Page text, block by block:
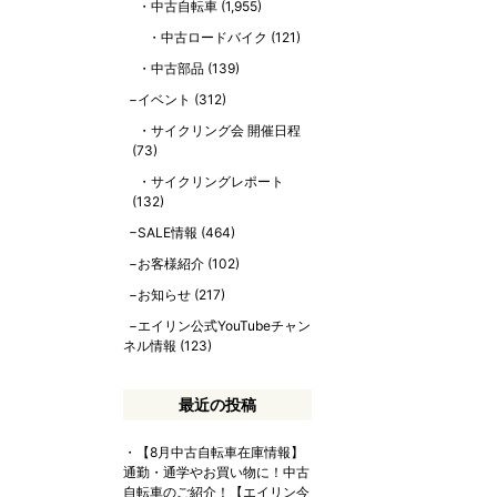
中古自転車 (1,955)
中古ロードバイク (121)
中古部品 (139)
イベント (312)
サイクリング会 開催日程
(73)
サイクリングレポート
(132)
SALE情報 (464)
お客様紹介 (102)
お知らせ (217)
エイリン公式YouTubeチャン
ネル情報 (123)
最近の投稿
【8月中古自転車在庫情報】
通勤・通学やお買い物に！中古
自転車のご紹介！【エイリン今